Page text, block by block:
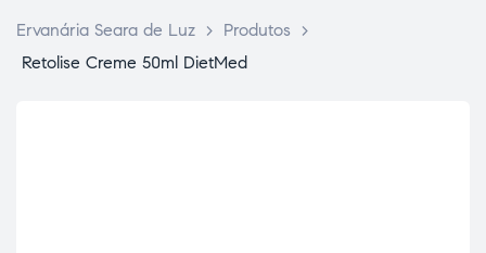
Ervanária Seara de Luz > Produtos
>
Retolise Creme 50ml DietMed